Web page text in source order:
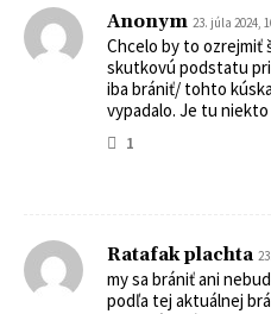
Anonym 23. júla 2024,
Chcelo by to ozrejmiť
skutkovú podstatu pri
iba brániť/ tohto
vypadalo. Je tu
1
Ratafak plachta
my sa brániť ani
podľa tej aktuálnej